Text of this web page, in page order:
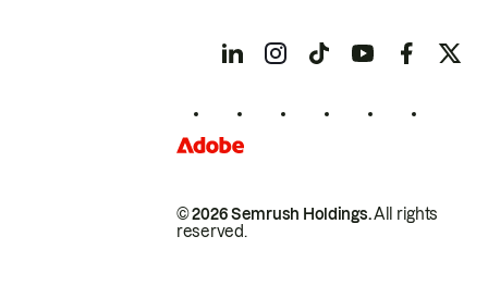
© 2026 Semrush Holdings.All rights
reserved.